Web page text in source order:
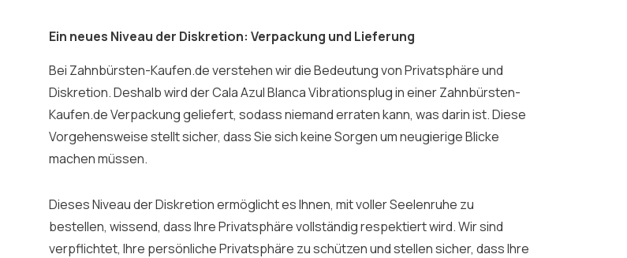
Ein neues Niveau der Diskretion: Verpackung und Lieferung
Bei Zahnbürsten-Kaufen.de verstehen wir die Bedeutung von Privatsphäre und
Diskretion. Deshalb wird der Cala Azul Blanca Vibrationsplug in einer Zahnbürsten-
Kaufen.de Verpackung geliefert, sodass niemand erraten kann, was darin ist. Diese
Vorgehensweise stellt sicher, dass Sie sich keine Sorgen um neugierige Blicke
machen müssen.
Dieses Niveau der Diskretion ermöglicht es Ihnen, mit voller Seelenruhe zu
bestellen, wissend, dass Ihre Privatsphäre vollständig respektiert wird. Wir sind
verpflichtet, Ihre persönliche Privatsphäre zu schützen und stellen sicher, dass Ihre